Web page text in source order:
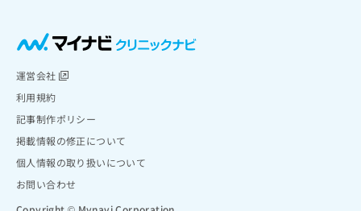
運営会社
利用規約
記事制作ポリシー
掲載情報の修正について
個人情報の取り扱いについて
お問い合わせ